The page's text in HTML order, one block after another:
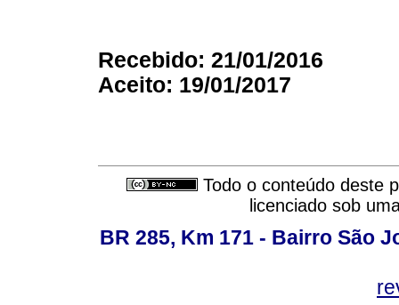
Recebido: 21/01/2016
Aceito: 19/01/2017
Todo o conteúdo deste
licenciado sob
BR 285, Km 171 - Bairro São